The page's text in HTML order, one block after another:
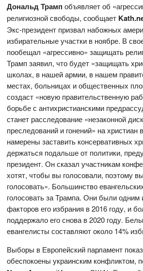
Дональд Трамп объявляет об
религиозной свободы, сообщает
Экс-президент призвал набожных
избирательные участки в ноябре. В
пообещал «агрессивно» защищать
Трамп заявил, что будет «защищать
школах, в нашей армии, в нашем
местах, больницах и общественных
создаст «новую правительственную
борьбе с антихристианскими
станет расследование «незаконной
преследований и гонений» на
намерены заставить консервативных
держаться подальше от политики,
президент. Он сказал участникам
хотят, чтобы вы голосовали, поэтому
голосовать». Большинство
голосовать за Трампа. Они были одним
факторов его избрания в 2016 году, и
поддержало его снова в 2020 году.
евангелисты составляют около 14%
Выборы в Европейский парламент
обеспокоены украинским конфликтом,